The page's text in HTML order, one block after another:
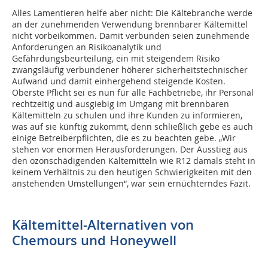
Alles Lamentieren helfe aber nicht: Die Kältebranche werde
an der zunehmenden Verwendung brennbarer Kältemittel
nicht vorbeikommen. Damit verbunden seien zunehmende
Anforderungen an Risikoanalytik und
Gefährdungsbeurteilung, ein mit steigendem Risiko
zwangsläufig verbundener höherer sicherheitstechnischer
Aufwand und damit einhergehend steigende Kosten.
Oberste Pflicht sei es nun für alle Fachbetriebe, ihr Personal
rechtzeitig und ausgiebig im Umgang mit brennbaren
Kältemitteln zu schulen und ihre Kunden zu informieren,
was auf sie künftig zukommt, denn schließlich gebe es auch
einige Betreiberpflichten, die es zu beachten gebe. „Wir
stehen vor enormen Herausforderungen. Der Ausstieg aus
den ozonschädigenden Kältemitteln wie R12 damals steht in
keinem Verhältnis zu den heutigen Schwierigkeiten mit den
anstehenden Umstellungen“, war sein ernüchterndes Fazit.
Kältemittel-Alternativen von
Chemours und Honeywell